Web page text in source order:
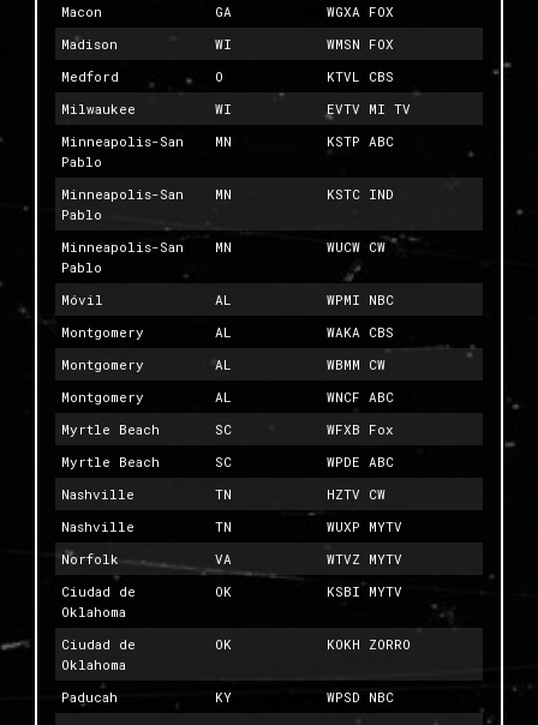
Macon
GA
WGXA FOX
Madison
WI
WMSN FOX
Medford
O
KTVL CBS
Milwaukee
WI
EVTV MI TV
Minneapolis-San
Pablo
MN KSTP ABC
Minneapolis-San
Pablo
MN KSTC IND
Minneapolis-San
Pablo
MN WUCW CW
Móvil AL
WPMI NBC
Montgomery
AL
WAKA CBS
Montgomery
AL
WBMM CW
Montgomery
AL
WNCF ABC
Myrtle Beach
SC
WFXB Fox
Myrtle Beach
SC
WPDE ABC
Nashville
TN
HZTV CW
Nashville
TN
WUXP MYTV
Norfolk
VA
WTVZ MYTV
Ciudad de
Oklahoma
OK KSBI MYTV
Ciudad de
Oklahoma
OK KOKH ZORRO
Paducah KY
WPSD NBC